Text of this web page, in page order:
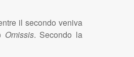
il secondo veniva
Omissis. Secondo la